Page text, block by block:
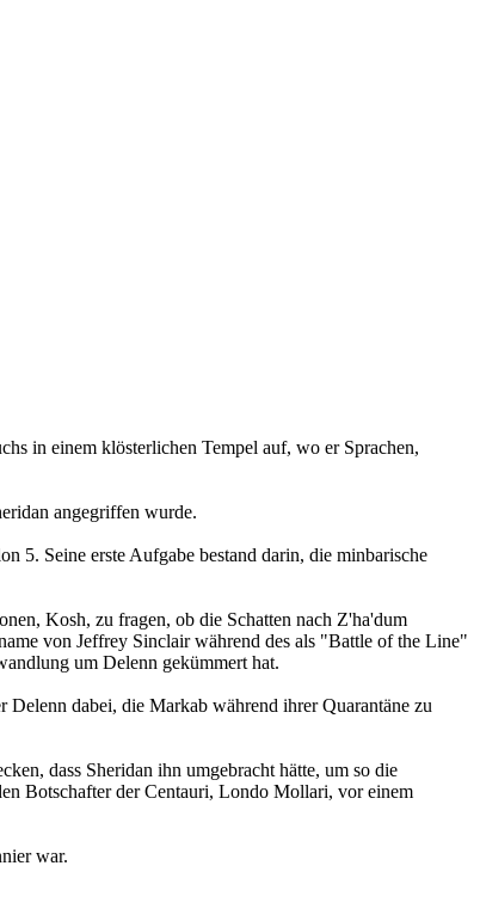
in einem klösterlichen Tempel auf, wo er Sprachen,
angegriffen wurde.
5. Seine erste Aufgabe bestand darin, die minbarische
Kosh, zu fragen, ob die Schatten nach Z'ha'dum
von Jeffrey Sinclair während des als "Battle of the Line"
um Delenn gekümmert hat.
dabei, die Markab während ihrer Quarantäne zu
dass Sheridan ihn umgebracht hätte, um so die
Botschafter der Centauri, Londo Mollari, vor einem
war.